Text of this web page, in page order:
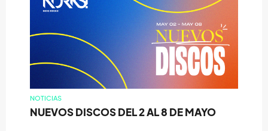
NOTICIAS
NUEVOS DISCOS DEL 2 AL 8 DE MAYO